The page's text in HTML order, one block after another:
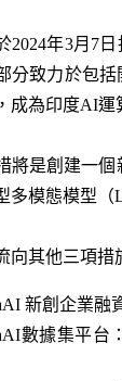
2024年3月7
分致力於包
成為印度AI運
將是創建一
多模態模型（
向其他三項措
新創企業融
數據集平台